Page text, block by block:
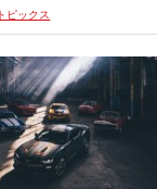
トピックス